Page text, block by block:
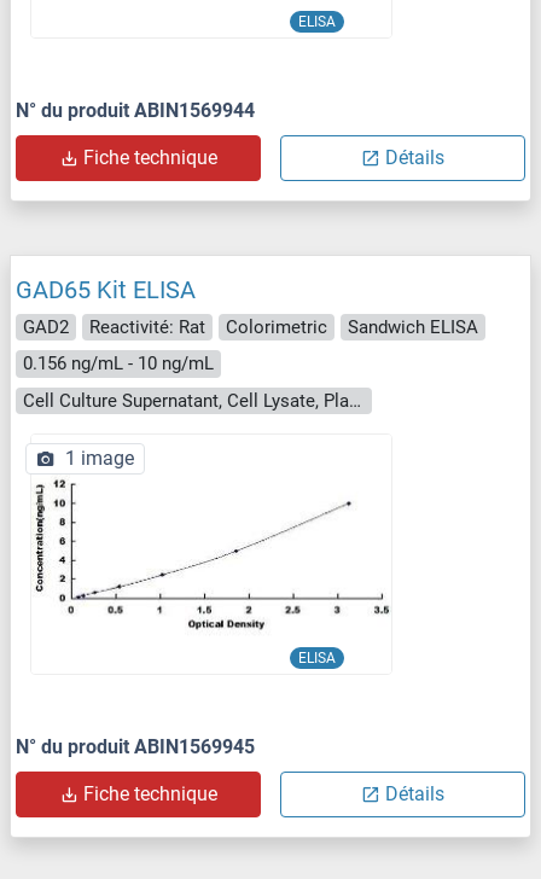
ELISA
N° du produit ABIN1569944
Fiche technique Détails
GAD65 Kit ELISA
GAD2 Reactivité: Rat Colorimetric
Sandwich ELISA
0.156 ng/mL - 10 ng/mL
Cell Culture Supernatant, Cell Lysate, Plasma, Serum, Tissue Homogenate
ELISA
1 image
N° du produit ABIN1569945
Fiche technique Détails